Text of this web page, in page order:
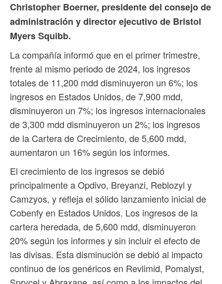
Christopher Boerner, presidente del consejo de
administración y director ejecutivo de Bristol
Myers Squibb.
La compañía informó que en el primer trimestre,
frente al mismo periodo de 2024, los ingresos
totales de 11,200 mdd disminuyeron un 6%; los
ingresos en Estados Unidos, de 7,900 mdd,
disminuyeron un 7%; los ingresos internacionales
de 3,300 mdd disminuyeron un 2%; los ingresos
de la Cartera de Crecimiento, de 5,600 mdd,
aumentaron un 16% según los informes.
El crecimiento de los ingresos se debió
principalmente a Opdivo, Breyanzi, Reblozyl y
Camzyos, y refleja el sólido lanzamiento inicial de
Cobenfy en Estados Unidos. Los ingresos de la
cartera heredada, de 5,600 mdd, disminuyeron
20% según los informes y sin incluir el efecto de
las divisas. Esta disminución se debió al impacto
continuo de los genéricos en Revlimid, Pomalyst,